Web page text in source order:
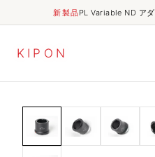
新製品PL Variable ND ア
K I P O N
HOME SHOP